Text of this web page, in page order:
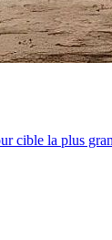
cible la plus